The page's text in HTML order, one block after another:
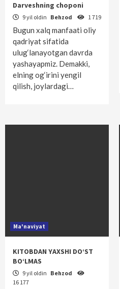
Darveshning choponi
9 yil oldin Behzod 1 719
Bugun xalq manfaati oliy
qadriyat sifatida
ulug‘lanayotgan davrda
yashayapmiz. Demakki,
elning og‘irini yengil
qilish, joylardagi…
Ma'naviyat
KITOBDAN YAXSHI DO‘ST
BO‘LMAS
9 yil oldin Behzod
16 177